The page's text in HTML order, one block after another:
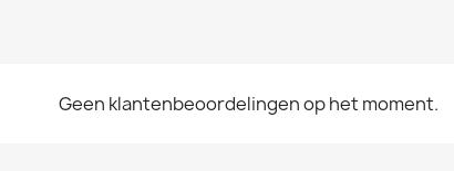
Geen klantenbeoordelingen op het moment.